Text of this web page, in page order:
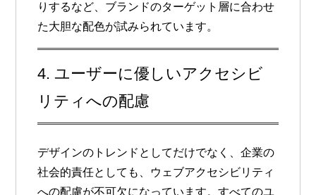
りするなど、ブランドのターゲット層に合わせ
た大胆な配色が試みられています。
4. ユーザーに優しいアクセシビ
リティへの配慮
デザインのトレンドとしてだけでなく、企業の
社会的責任としても、 ウェブアクセシビリティ
への配慮が不可欠になっています。すべてのユ